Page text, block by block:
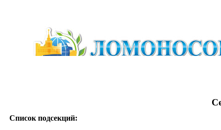
Список подсекций: